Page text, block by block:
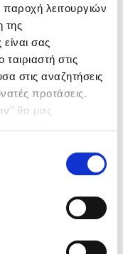
λειτουργιών
της
σας
στις
στις αναζητήσεις
προτάσεις.
’’ θα μας
παρακάτω με την
σχετικά με